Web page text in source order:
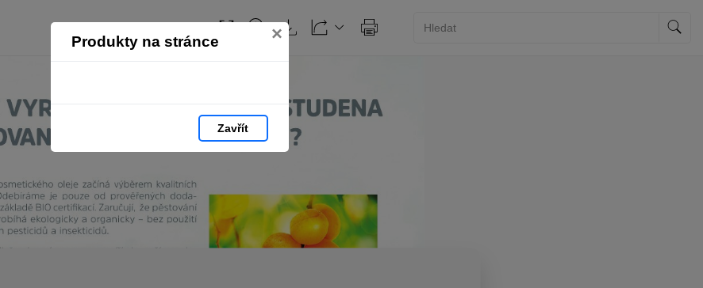
Produkty na stránce ×
Zavřít